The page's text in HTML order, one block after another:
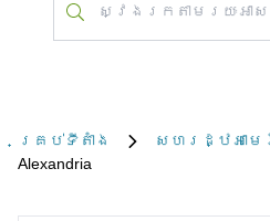
គ្រប់​ទីតាំង សហរដ្ឋអាមេ
Alexandria